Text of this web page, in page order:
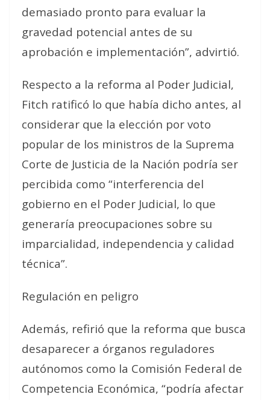
demasiado pronto para evaluar la
gravedad potencial antes de su
aprobación e implementación”, advirtió.
Respecto a la reforma al Poder Judicial,
Fitch ratificó lo que había dicho antes, al
considerar que la elección por voto
popular de los ministros de la Suprema
Corte de Justicia de la Nación podría ser
percibida como “interferencia del
gobierno en el Poder Judicial, lo que
generaría preocupaciones sobre su
imparcialidad, independencia y calidad
técnica”.
Regulación en peligro
Además, refirió que la reforma que busca
desaparecer a órganos reguladores
autónomos como la Comisión Federal de
Competencia Económica, “podría afectar